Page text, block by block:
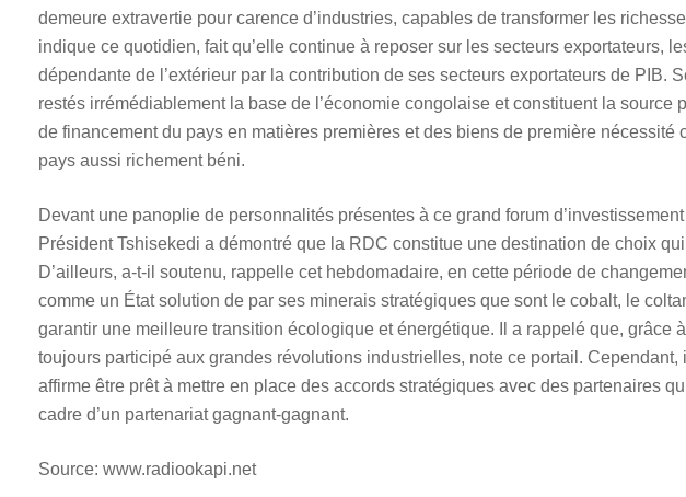
demeure extravertie pour carence d’industries, capables de transformer les
indique ce quotidien, fait qu’elle continue à reposer sur les secteurs exportateurs,
dépendante de l’extérieur par la contribution de ses secteurs exportateurs de PIB.
restés irrémédiablement la base de l’économie congolaise et constituent la source
de financement du pays en matières premières et des biens de première nécessité
pays aussi richement béni.
Devant une panoplie de personnalités présentes à ce grand forum
Président Tshisekedi a démontré que la RDC constitue une destination de choix
D’ailleurs, a-t-il soutenu, rappelle cet hebdomadaire, en cette période de
comme un État solution de par ses minerais stratégiques que sont le cobalt, le
garantir une meilleure transition écologique et énergétique. Il a rappelé que, grâce
toujours participé aux grandes révolutions industrielles, note ce portail.
affirme être prêt à mettre en place des accords stratégiques avec des partenaires
cadre d’un partenariat gagnant-gagnant.
Source: www.radiookapi.net